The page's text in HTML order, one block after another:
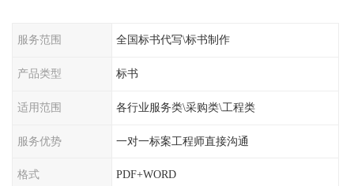
服务范围 全国标书代写\标书制作
产品类型 标书
适用范围 各行业服务类\采购类\工程类
服务优势 一对一标案工程师直接沟通
格式 PDF+WORD